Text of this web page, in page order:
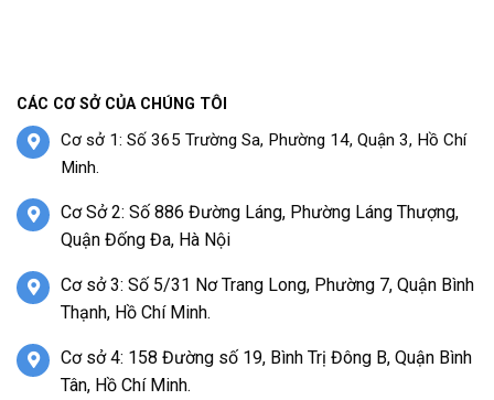
CÁC CƠ SỞ CỦA CHÚNG TÔI
Cơ sở 1: Số 365 Trường Sa, Phường 14, Quận 3, Hồ Chí
Minh.
Cơ Sở 2: Số 886 Đường Láng, Phường Láng Thượng,
Quận Đống Đa, Hà Nội
Cơ sở 3: Số 5/31 Nơ Trang Long, Phường 7, Quận Bình
Thạnh, Hồ Chí Minh.
Cơ sở 4: 158 Đường số 19, Bình Trị Đông B, Quận Bình
Tân, Hồ Chí Minh.